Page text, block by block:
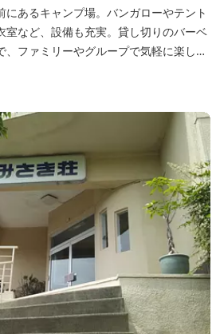
あるキャンプ場。バンガローやテント
室など、設備も充実。貸し切りのバーベ
、ファミリーやグループで気軽に楽しむ